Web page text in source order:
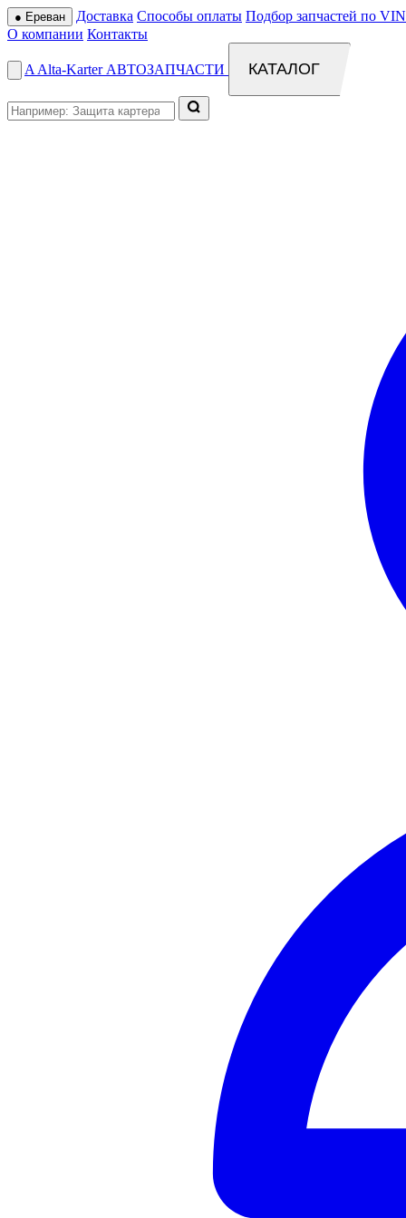
● Ереван Доставка Способы оплаты Подбор запчастей по
О компании Контакты
A Alta-Karter АВТОЗАПЧАСТИ КАТАЛОГ